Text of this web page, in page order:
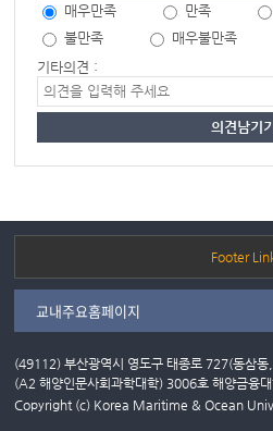
매우만족 만족
불만족
매우불만족
기타의견 :
Footer
교내주요홈페이지
(49112) 부산광역시 영도구 태종로 727(동삼동
(A2 해양인문사회과학대학) 3006호 해양금융대
Copyright (c) Korea Maritime & Ocean